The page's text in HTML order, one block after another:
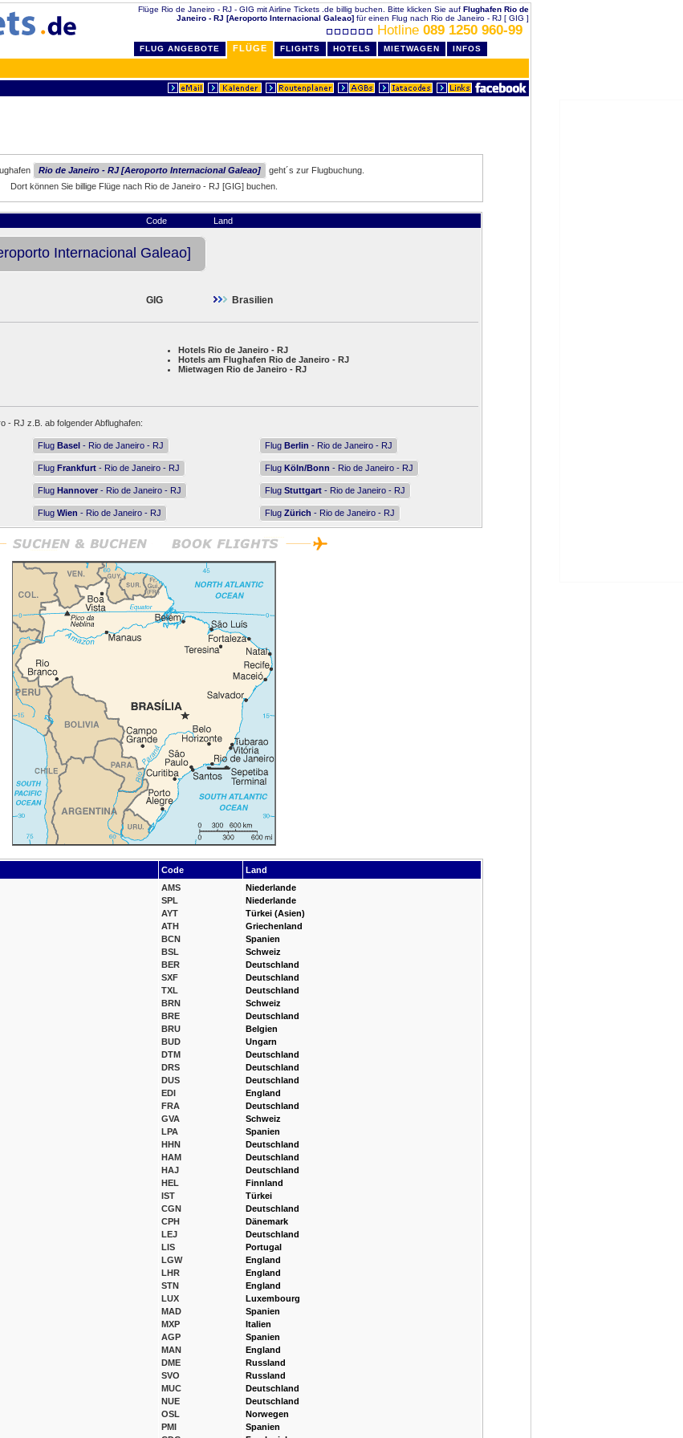
Flüge Rio de Janeiro - RJ - GIG mit Airline Tickets .de billig buchen. Bitte klicken Sie auf Flughafen Rio de
Janeiro - RJ [Aeroporto Internacional Galeao] für einen Flug nach Rio de Janeiro - RJ [ GIG ]
Hotline 089 1250 960-99
FLUG ANGEBOTE FLÜGE FLIGHTS HOTELS MIETWAGEN INFOS
Rio de Janeiro - RJ [Aeroporto Internacional Galeao]
geht´s zur Flugbuchung.
Dort können Sie billige Flüge nach Rio de Janeiro - RJ [GIG] buchen.
Code Land
Internacional Galeao]
GIG Brasilien
Hotels Rio de Janeiro - RJ
Hotels am Flughafen Rio de Janeiro - RJ
Mietwagen Rio de Janeiro - RJ
- RJ z.B. ab folgender Abflughafen:
Flug Basel - Rio de Janeiro - RJ Flug Berlin - Rio de Janeiro - RJ
Flug Frankfurt - Rio de Janeiro - RJ Flug Köln/Bonn - Rio de Janeiro - RJ
Flug Hannover - Rio de Janeiro - RJ Flug Stuttgart - Rio de Janeiro - RJ
Flug Wien - Rio de Janeiro - RJ Flug Zürich - Rio de Janeiro - RJ
Code
Land
AMS
SPL
AYT
ATH
BCN
BSL
BER
SXF
TXL
BRN
BRE
BRU
BUD
DTM
DRS
DUS
EDI
FRA
GVA
LPA
HHN
HAM
HAJ
HEL
IST
CGN
CPH
LEJ
LIS
LGW
LHR
STN
LUX
MAD
MXP
AGP
MAN
DME
SVO
MUC
NUE
OSL
PMI
Niederlande
Niederlande
Türkei (Asien)
Griechenland
Spanien
Schweiz
Deutschland
Deutschland
Deutschland
Schweiz
Deutschland
Belgien
Ungarn
Deutschland
Deutschland
Deutschland
England
Deutschland
Schweiz
Spanien
Deutschland
Deutschland
Deutschland
Finnland
Türkei
Deutschland
Dänemark
Deutschland
Portugal
England
England
England
Luxembourg
Spanien
Italien
Spanien
England
Russland
Russland
Deutschland
Deutschland
Norwegen
Spanien